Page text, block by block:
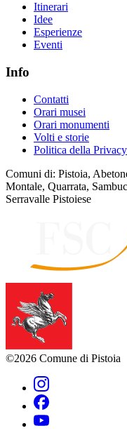
Itinerari
Idee
Esperienze
Eventi
Info
Contatti
Orari musei
Orari monumenti
Volti e storie
Politica della Privacy
Comuni di: Pistoia,
Montale, Quarrata,
Serravalle Pistoiese
©2026 Comune di Pistoia